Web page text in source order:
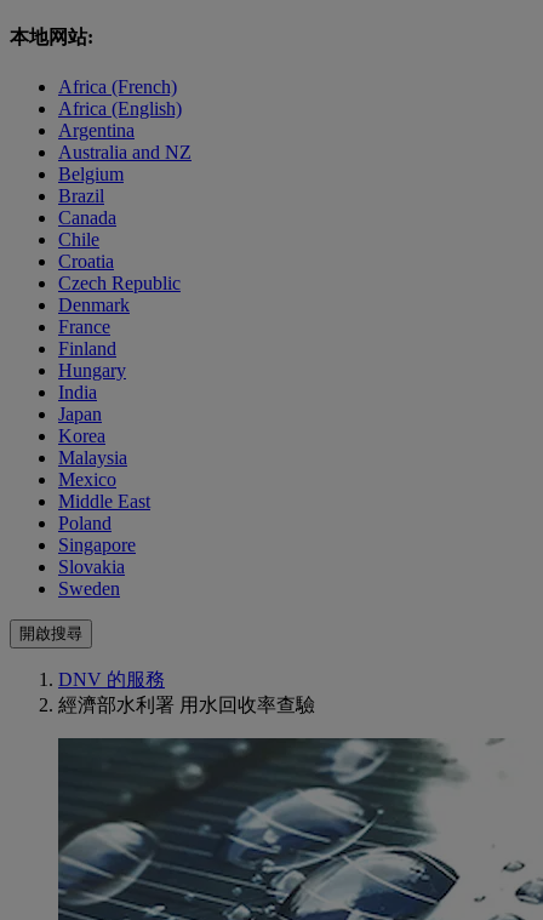
本地网站:
Africa (French)
Africa (English)
Argentina
Australia and NZ
Belgium
Brazil
Canada
Chile
Croatia
Czech Republic
Denmark
France
Finland
Hungary
India
Japan
Korea
Malaysia
Mexico
Middle East
Poland
Singapore
Slovakia
Sweden
開啟搜尋
DNV 的服務
經濟部水利署 用水回收率查驗